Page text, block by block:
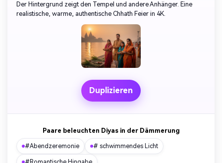
Der Hintergrund zeigt den Tempel und andere Anhänger. Eine
realistische, warme, authentische Chhath Feier in 4K.
Duplizieren
Paare beleuchten Diyas in der Dämmerung
#Abendzeremonie # schwimmendes Licht